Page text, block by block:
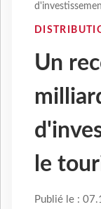
Un
le
Publié le :